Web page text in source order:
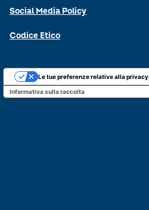
Social Media Policy
Codice Etico
Informativa sulla raccolta
Le tue preferenze relative alla privacy